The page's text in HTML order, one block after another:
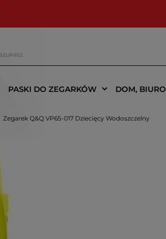
PASKI DO ZEGARKÓW DOM, BIURO
Zegarek Q&Q VP65-017 Dziecięcy Wodoszczelny